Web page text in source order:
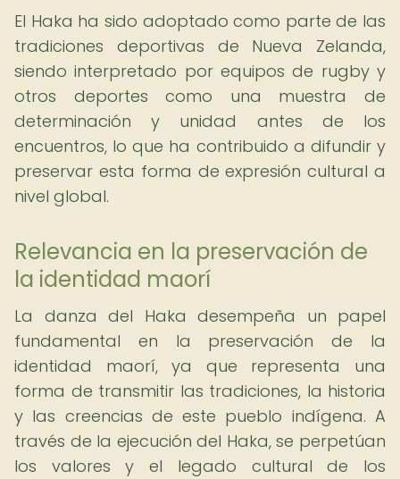
El Haka ha sido adoptado como parte de las
tradiciones deportivas de Nueva Zelanda,
siendo interpretado por equipos de rugby y
otros deportes como una muestra de
determinación y unidad antes de los
encuentros, lo que ha contribuido a difundir y
preservar esta forma de expresión cultural a
nivel global.
Relevancia en la preservación de
la identidad maorí
La danza del Haka desempeña un papel
fundamental en la preservación de la
identidad maorí, ya que representa una
forma de transmitir las tradiciones, la historia
y las creencias de este pueblo indígena. A
través de la ejecución del Haka, se perpetúan
los valores y el legado cultural de los